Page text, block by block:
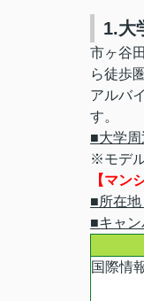
1.大
市ヶ谷
ら徒歩
アルバ
す。
■大学
※モデ
【マン
■所在
■キャ
国際情